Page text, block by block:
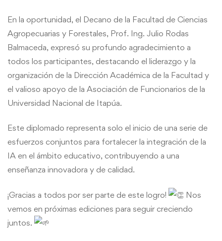
En la oportunidad, el Decano de la Facultad de Ciencias
Agropecuarias y Forestales, Prof. Ing. Julio Rodas
Balmaceda, expresó su profundo agradecimiento a
todos los participantes, destacando el liderazgo y la
organización de la Dirección Académica de la Facultad y
el valioso apoyo de la Asociación de Funcionarios de la
Universidad Nacional de Itapúa.
Este diplomado representa solo el inicio de una serie de
esfuerzos conjuntos para fortalecer la integración de la
IA en el ámbito educativo, contribuyendo a una
enseñanza innovadora y de calidad.
¡Gracias a todos por ser parte de este logro!
Nos
vemos en próximas ediciones para seguir creciendo
juntos.